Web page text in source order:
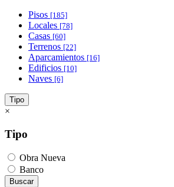
Pisos [185]
Locales [78]
Casas [60]
Terrenos [22]
Aparcamientos [16]
Edificios [10]
Naves [6]
Tipo
×
Tipo
Obra Nueva
Banco
Buscar